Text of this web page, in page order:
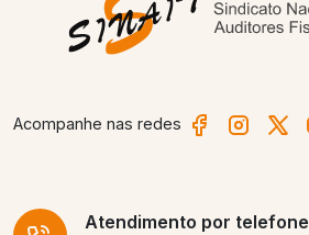
Acompanhe nas redes
Atendimento por telefone